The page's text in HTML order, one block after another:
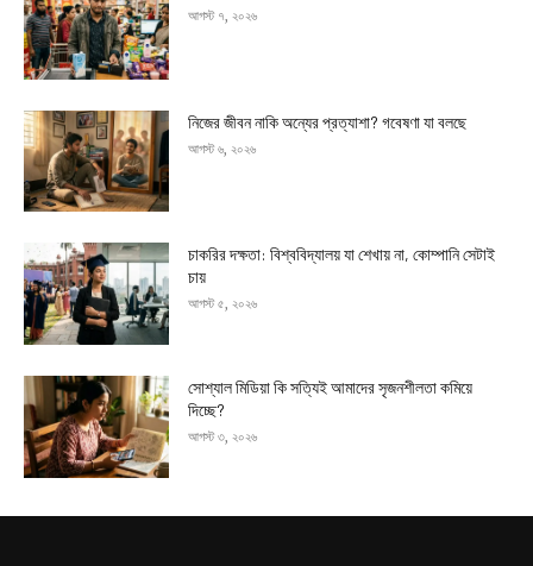
আগস্ট ৭, ২০২৬
নিজের জীবন নাকি অন্যের প্রত্যাশা? গবেষণা যা বলছে
আগস্ট ৬, ২০২৬
চাকরির দক্ষতা: বিশ্ববিদ্যালয় যা শেখায় না, কোম্পানি সেটাই
চায়
আগস্ট ৫, ২০২৬
সোশ্যাল মিডিয়া কি সত্যিই আমাদের সৃজনশীলতা কমিয়ে
দিচ্ছে?
আগস্ট ৩, ২০২৬